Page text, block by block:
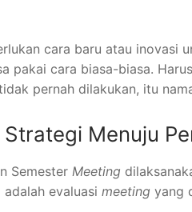
cara baru atau inovasi
pakai cara biasa-biasa.
pernah dilakukan, itu
Strategi Menuju
Semester Meeting
evaluasi meeting yang